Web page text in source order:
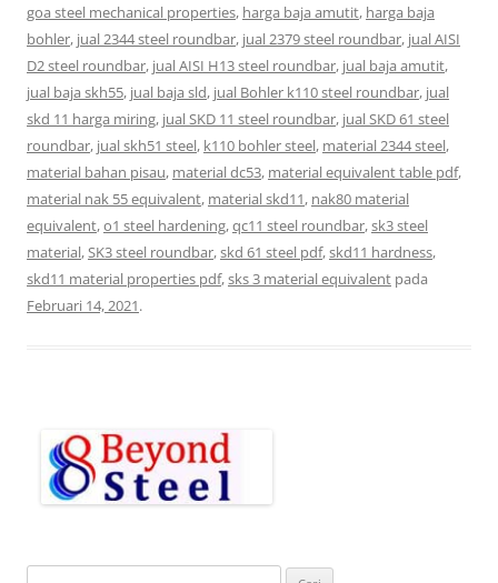
goa steel mechanical properties, harga baja amutit, harga baja
bohler, jual 2344 steel roundbar, jual 2379 steel roundbar, jual AISI
D2 steel roundbar, jual AISI H13 steel roundbar, jual baja amutit,
jual baja skh55, jual baja sld, jual Bohler k110 steel roundbar, jual
skd 11 harga miring, jual SKD 11 steel roundbar, jual SKD 61 steel
roundbar, jual skh51 steel, k110 bohler steel, material 2344 steel,
material bahan pisau, material dc53, material equivalent table pdf,
material nak 55 equivalent, material skd11, nak80 material
equivalent,o1 steel hardening,qc11 steel roundbar,sk3 steel
material,SK3 steel roundbar,skd 61 steel pdf,skd11 hardness,
skd11 material properties pdf,sks 3 material equivalent pada
Februari 14, 2021.